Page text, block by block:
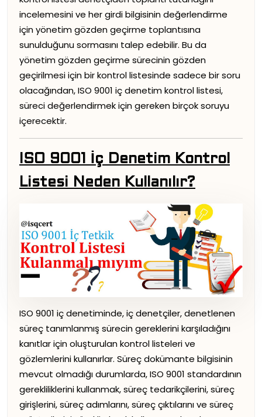
incelemesini ve her girdi bilgisinin değerlendirme
için yönetim gözden geçirme toplantısına
sunulduğunu sormasını talep edebilir. Bu da
yönetim gözden geçirme sürecinin gözden
geçirilmesi için bir kontrol listesinde sadece bir soru
olacağından, ISO 9001 iç denetim kontrol listesi,
süreci değerlendirmek için gereken birçok soruyu
içerecektir.
ISO 9001 İç Denetim Kontrol
Listesi Neden Kullanılır?
ISO 9001 iç denetiminde, iç denetçiler, denetlenen
süreç tanımlanmış sürecin gereklerini karşıladığını
kanıtlar için oluşturulan kontrol listeleri ve
gözlemlerini kullanırlar. Süreç dokümante bilgisinin
mevcut olmadığı durumlarda, ISO 9001 standardının
gerekliliklerini kullanmak, süreç tedarikçilerini, süreç
girişlerini, süreç adımlarını, süreç çıktılarını ve süreç